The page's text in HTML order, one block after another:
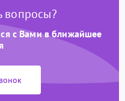
вопросы?
с Вами в ближайшее